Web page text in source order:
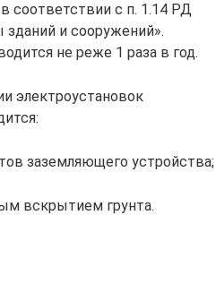
соответствии с п. 1.14 РД
и сооружений».
не реже 1 раза в год.
электроустановок
заземляющего устройства;
вскрытием грунта.